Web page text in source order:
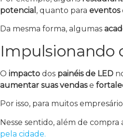
potencial , quanto para eventos
Da mesma forma, algumas
Impulsionando
O impacto dos painéis de LED
aumentar suas vendase
Por isso, para muitos
Nesse sentido, além de
pela cidade.